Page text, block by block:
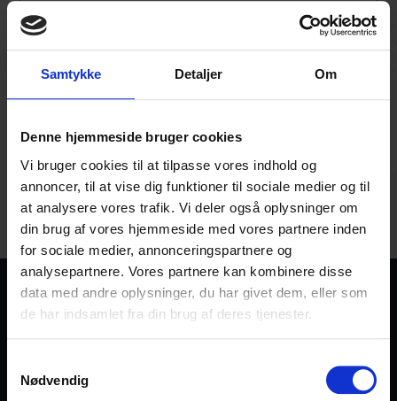
Samtykke Detaljer Om
Denne hjemmeside bruger cookies
Vi bruger cookies til at tilpasse vores indhold og
annoncer, til at vise dig funktioner til sociale medier og til
at analysere vores trafik. Vi deler også oplysninger om
din brug af vores hjemmeside med vores partnere inden
for sociale medier, annonceringspartnere og
analysepartnere. Vores partnere kan kombinere disse
data med andre oplysninger, du har givet dem, eller som
de har indsamlet fra din brug af deres tjenester.
Nødvendig
Tilmeld dig vores nyhedsbrev og bliv en del af vores
fællesskab. Du kan til enhver tid opsige denne service
Vi behandler dine personoplysninger efter gældende EU-
persondataforordning og efter den danske persondatalov. Læs
mere i voresprivatlivspolitik
Frelsens Hær er en international bevægelse, et evangelisk